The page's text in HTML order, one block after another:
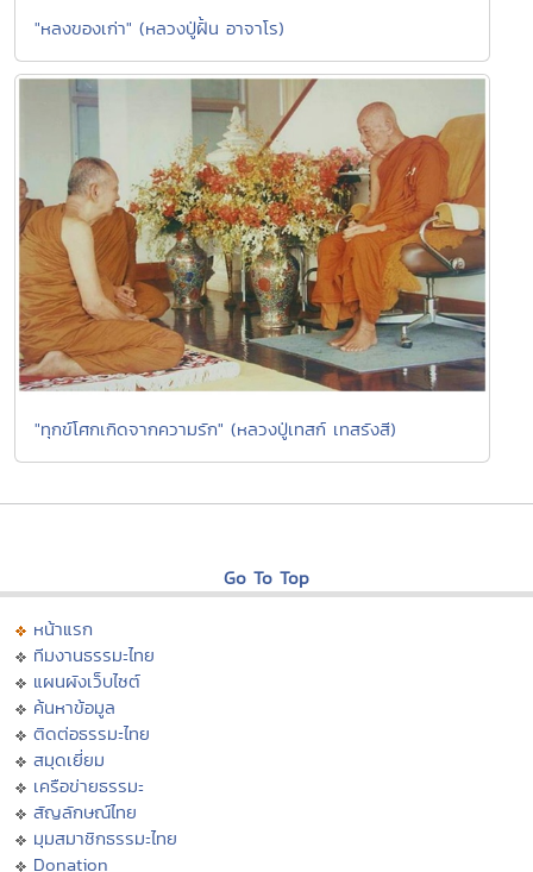
"หลงของเก่า" (หลวงปู่ฝั้น อาจาโร)
"ทุกข์โศกเกิดจากความรัก" (หลวงปู่เทสก์ เทสรังสี)
Go To Top
หน้าแรก
ทีมงานธรรมะไทย
แผนผังเว็บไซต์
ค้นหาข้อมูล
ติดต่อธรรมะไทย
สมุดเยี่ยม
เครือข่ายธรรมะ
สัญลักษณ์ไทย
มุมสมาชิกธรรมะไทย
Donation